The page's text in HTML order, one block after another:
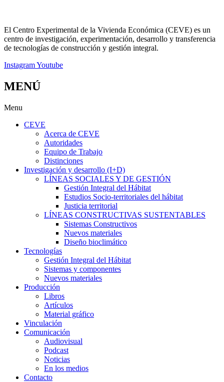
El Centro Experimental de la Vivienda Económica (CEVE) es un
centro de investigación, experimentación, desarrollo y transferencia
de tecnologías de construcción y gestión integral.
InstagramYoutube
MENÚ
Menu
CEVE
Acerca de CEVE
Autoridades
Equipo de Trabajo
Distinciones
Investigación y desarrollo (I+D)
LÍNEAS SOCIALES Y DE GESTIÓN
Gestión Integral del Hábitat
Estudios Socio-territoriales del hábitat
Justicia territorial
LÍNEAS CONSTRUCTIVAS SUSTENTABLES
Sistemas Constructivos
Nuevos materiales
Diseño bioclimático
Tecnologías
Gestión Integral del Hábitat
Sistemas y componentes
Nuevos materiales
Producción
Libros
Artículos
Material gráfico
Vinculación
Comunicación
Audiovisual
Podcast
Noticias
En los medios
Contacto